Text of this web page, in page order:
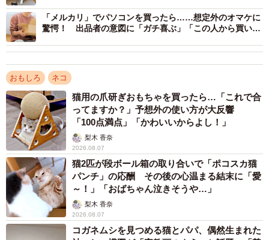
すやすや眠るにゃにゃこちゃん（画像提供：福直フルーツ 尾道の果物屋
さん）
「この日は、店の前を通る観光客の方が、やたらと店側に
カメラを向けて撮影されていたので『何だろう？』と思っ
たんです。外を見てみたところ、にゃにゃこがマットの上
で眠っていました。完全にくつろいでいました。
このラグマットは、近所のオーダーラグマットREPOSER
の店主さんが、にゃにゃこをモデルに制作してくださった
ものなんです。ラグを置いてからは、にゃにゃこ自身もす
っかり気に入ったようで、気づくとその上にいることが多
「メルカリ」でパソコンを買ったら……想定外のオマケに
驚愕！ 出品者の意図に「ガチ喜ぶ」「この人から買いた
おもしろ ネコ
猫用の爪研ぎおもちゃを買ったら…「これで合
ってますか？」予想外の使い方が大反響
「100点満点」「かわいいからよし！」
梨木 香奈
2026.08.07
猫2匹が段ボール箱の取り合いで「ポコスカ猫
パンチ」の応酬 その後の心温まる結末に「愛
～！」「おばちゃん泣きそうや…」
梨木 香奈
2026.08.07
コガネムシを見つめる猫とパパ、偶然生まれた